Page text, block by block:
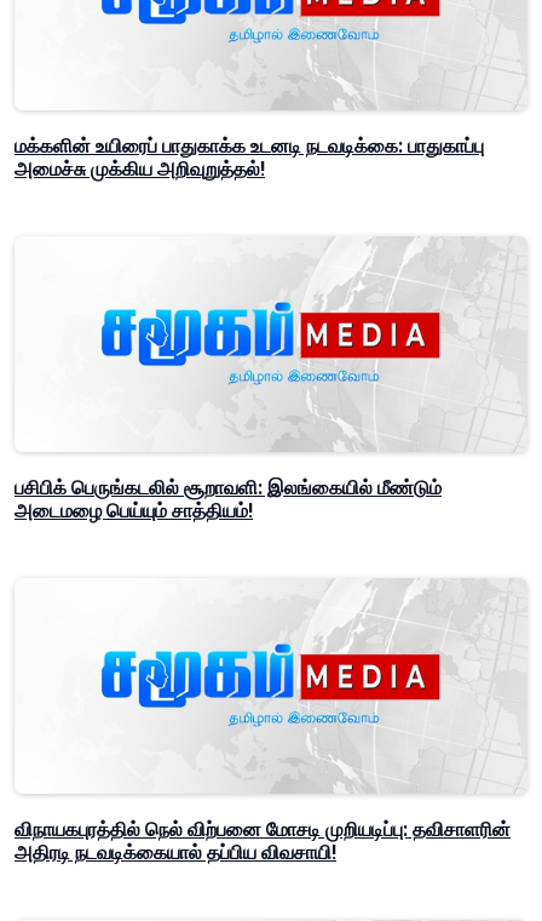
மக்களின் உயிரைப் பாதுகாக்க உடனடி நடவடிக்கை: பாதுகாப்பு
அமைச்சு முக்கிய அறிவுறுத்தல்!
பசிபிக் பெருங்கடலில் சூறாவளி: இலங்கையில் மீண்டும்
அடைமழை பெய்யும் சாத்தியம்!
விநாயகபுரத்தில் நெல் விற்பனை மோசடி முறியடிப்பு: தவிசாளரின்
அதிரடி நடவடிக்கையால் தப்பிய விவசாயி!